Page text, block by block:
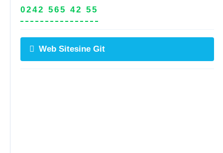
0242 565 42 55
Web Sitesine Git